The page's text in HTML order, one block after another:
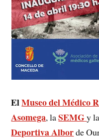
ElMuseo del Médico
Asomega, laSEMGy
Deportiva Alborde